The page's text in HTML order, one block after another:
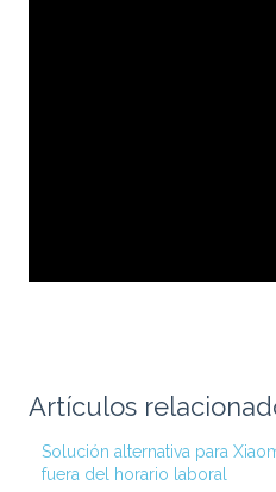
Artículos
Solución alternativa para
fuera del horario laboral